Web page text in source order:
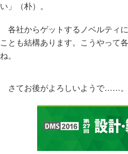
い」（朴）。
各社からゲットするノベルティ
ことも結構あります。こうやって
ね。
さてお後がよろしいようで……。